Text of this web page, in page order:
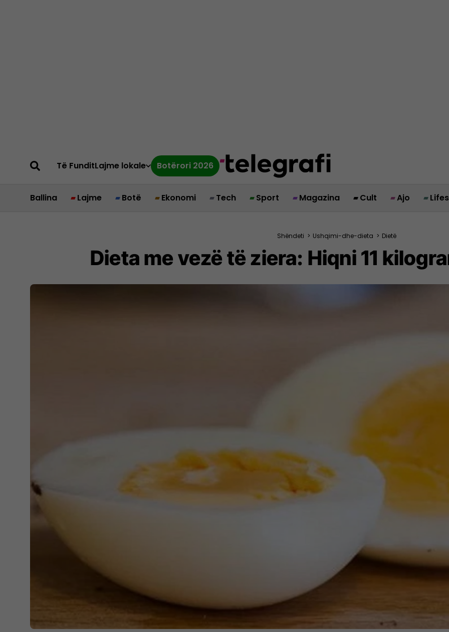
Të FunditLajme lokale Botërori 2026
Ballina Lajme Botë Ekonomi Tech Sport Magazina Cult Ajo
Shëndeti > Ushqimi-dhe-dieta > Dietë
Dieta me vezë të ziera: Hiqni 11